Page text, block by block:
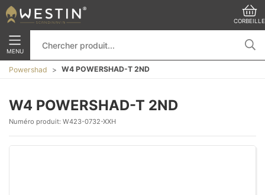
CORBEILLE
MENU
Powershad W4 POWERSHAD-T 2ND
W4 POWERSHAD-T 2ND
Numéro produit: W423-0732-XXH